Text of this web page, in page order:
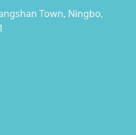
Town, Ningbo,